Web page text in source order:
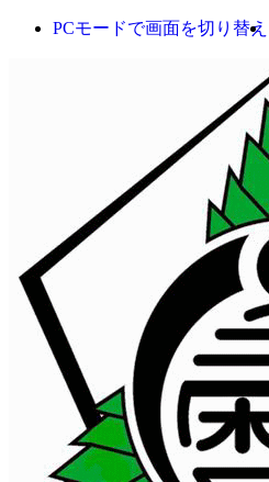
PCモードで画面を切り替え